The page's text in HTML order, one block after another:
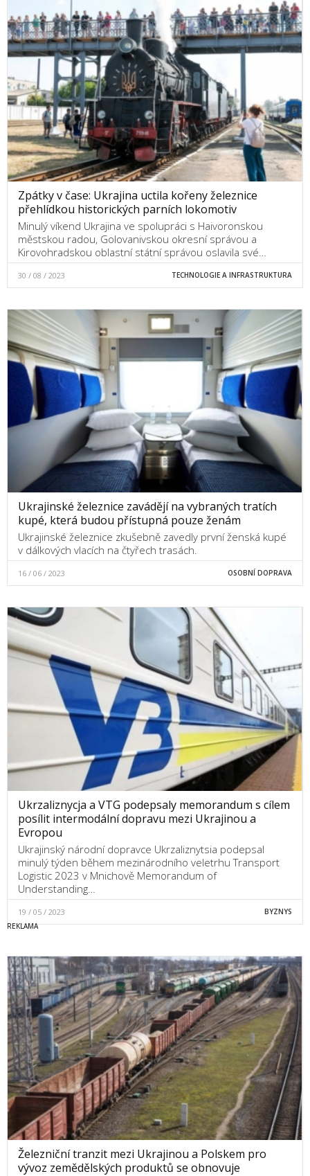
Zpátky v čase: Ukrajina uctila kořeny železnice
přehlídkou historických parních lokomotiv
Minulý víkend Ukrajina ve spolupráci s Haivoronskou
městskou radou, Golovanivskou okresní správou a
Kirovohradskou oblastní státní správou oslavila své…
30 / 08 / 2023 TECHNOLOGIE A INFRASTRUKTURA
Ukrajinské železnice zavádějí na vybraných tratích
kupé, která budou přístupná pouze ženám
Ukrajinské železnice zkušebně zavedly první ženská kupé
v dálkových vlacích na čtyřech trasách.
16 / 06 / 2023 OSOBNÍ DOPRAVA
Ukrzaliznycja a VTG podepsaly memorandum s cílem
posílit intermodální dopravu mezi Ukrajinou a
Evropou
Ukrajinský národní dopravce Ukrzaliznytsia podepsal
minulý týden během mezinárodního veletrhu Transport
Logistic 2023 v Mnichově Memorandum of
Understanding…
19 / 05 / 2023 BYZNYS
Železniční tranzit mezi Ukrajinou a Polskem pro
vývoz zemědělských produktů se obnovuje